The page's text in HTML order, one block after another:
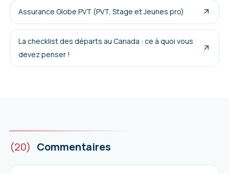
Assurance Globe PVT (PVT, Stage et Jeunes pro)
La checklist des départs au Canada : ce à quoi vous
devez penser !
(20) Commentaires